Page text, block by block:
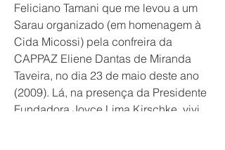
Feliciano Tamani que me levou a um
Sarau organizado (em homenagem à
Cida Micossi) pela confreira da
CAPPAZ Eliene Dantas de Miranda
Taveira, no dia 23 de maio deste ano
(2009). Lá, na presença da Presidente
Fundadora Joyce Lima Kirschke, vivi